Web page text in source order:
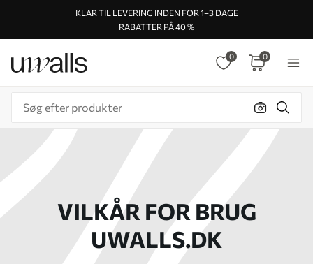
KLAR TIL LEVERING INDEN FOR 1–3 DAGE
RABATTER PÅ 40 %
0 0
VILKÅR FOR BRUG
UWALLS.DK